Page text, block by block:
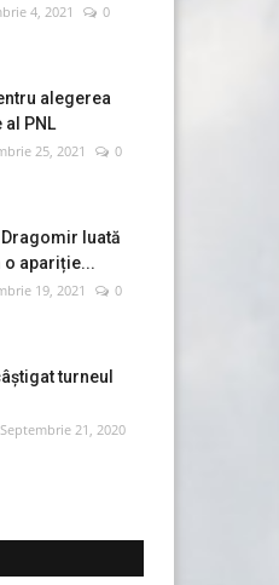
4, 2021
0
alegerea
PNL
25, 2021
0
Dragomir luată
o apariție...
19, 2021
0
turneul
Septembrie 21, 2020